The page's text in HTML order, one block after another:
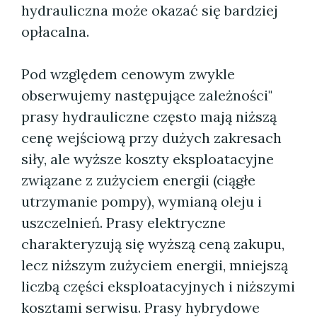
hydrauliczna może okazać się bardziej
opłacalna.
Pod względem cenowym zwykle
obserwujemy następujące zależności"
prasy hydrauliczne często mają niższą
cenę wejściową przy dużych zakresach
siły, ale wyższe koszty eksploatacyjne
związane z zużyciem energii (ciągłe
utrzymanie pompy), wymianą oleju i
uszczelnień. Prasy elektryczne
charakteryzują się wyższą ceną zakupu,
lecz niższym zużyciem energii, mniejszą
liczbą części eksploatacyjnych i niższymi
kosztami serwisu. Prasy hybrydowe